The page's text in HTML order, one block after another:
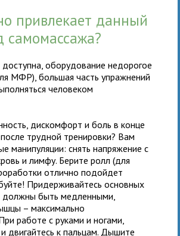
привлекает данный
самомассажа?
оборудование недорогое
МФР), большая часть упражнений
человеком
дискомфорт и боль в конце
трудной тренировки? Вам
манипуляции: снять напряжение с
и лимфу. Берите ролл (для
отлично подойдет
Придерживайтесь основных
должны быть медленными,
– максимально
работе с руками и ногами,
двигайтесь к пальцам. Дышите